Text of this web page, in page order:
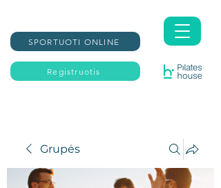
Registruotis
SPORTUOTI ONLINE
Grupės